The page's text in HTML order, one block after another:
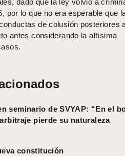
dado que la ley volvió a
por lo que no era esperable que
de colusión posteriores
antes considerando la altísima
seminario de SVYAP: “En el
pierde su naturaleza
constitución